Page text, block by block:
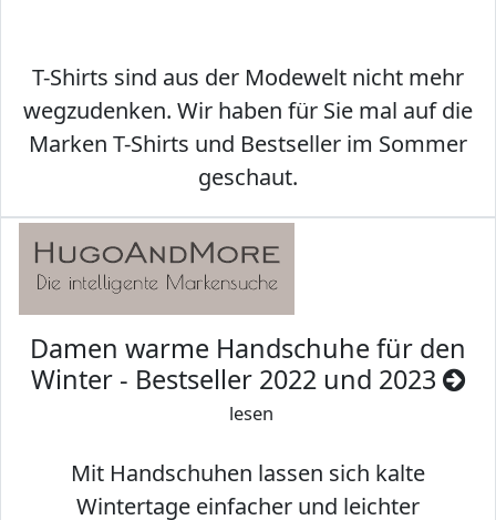
T-Shirts sind aus der Modewelt nicht mehr
wegzudenken. Wir haben für Sie mal auf die
Marken T-Shirts und Bestseller im Sommer
geschaut.
Damen warme Handschuhe für den
Winter - Bestseller 2022 und 2023
lesen
Mit Handschuhen lassen sich kalte
Wintertage einfacher und leichter